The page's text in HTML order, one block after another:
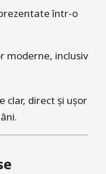
într-o
moderne, inclusiv
clar, direct și ușor